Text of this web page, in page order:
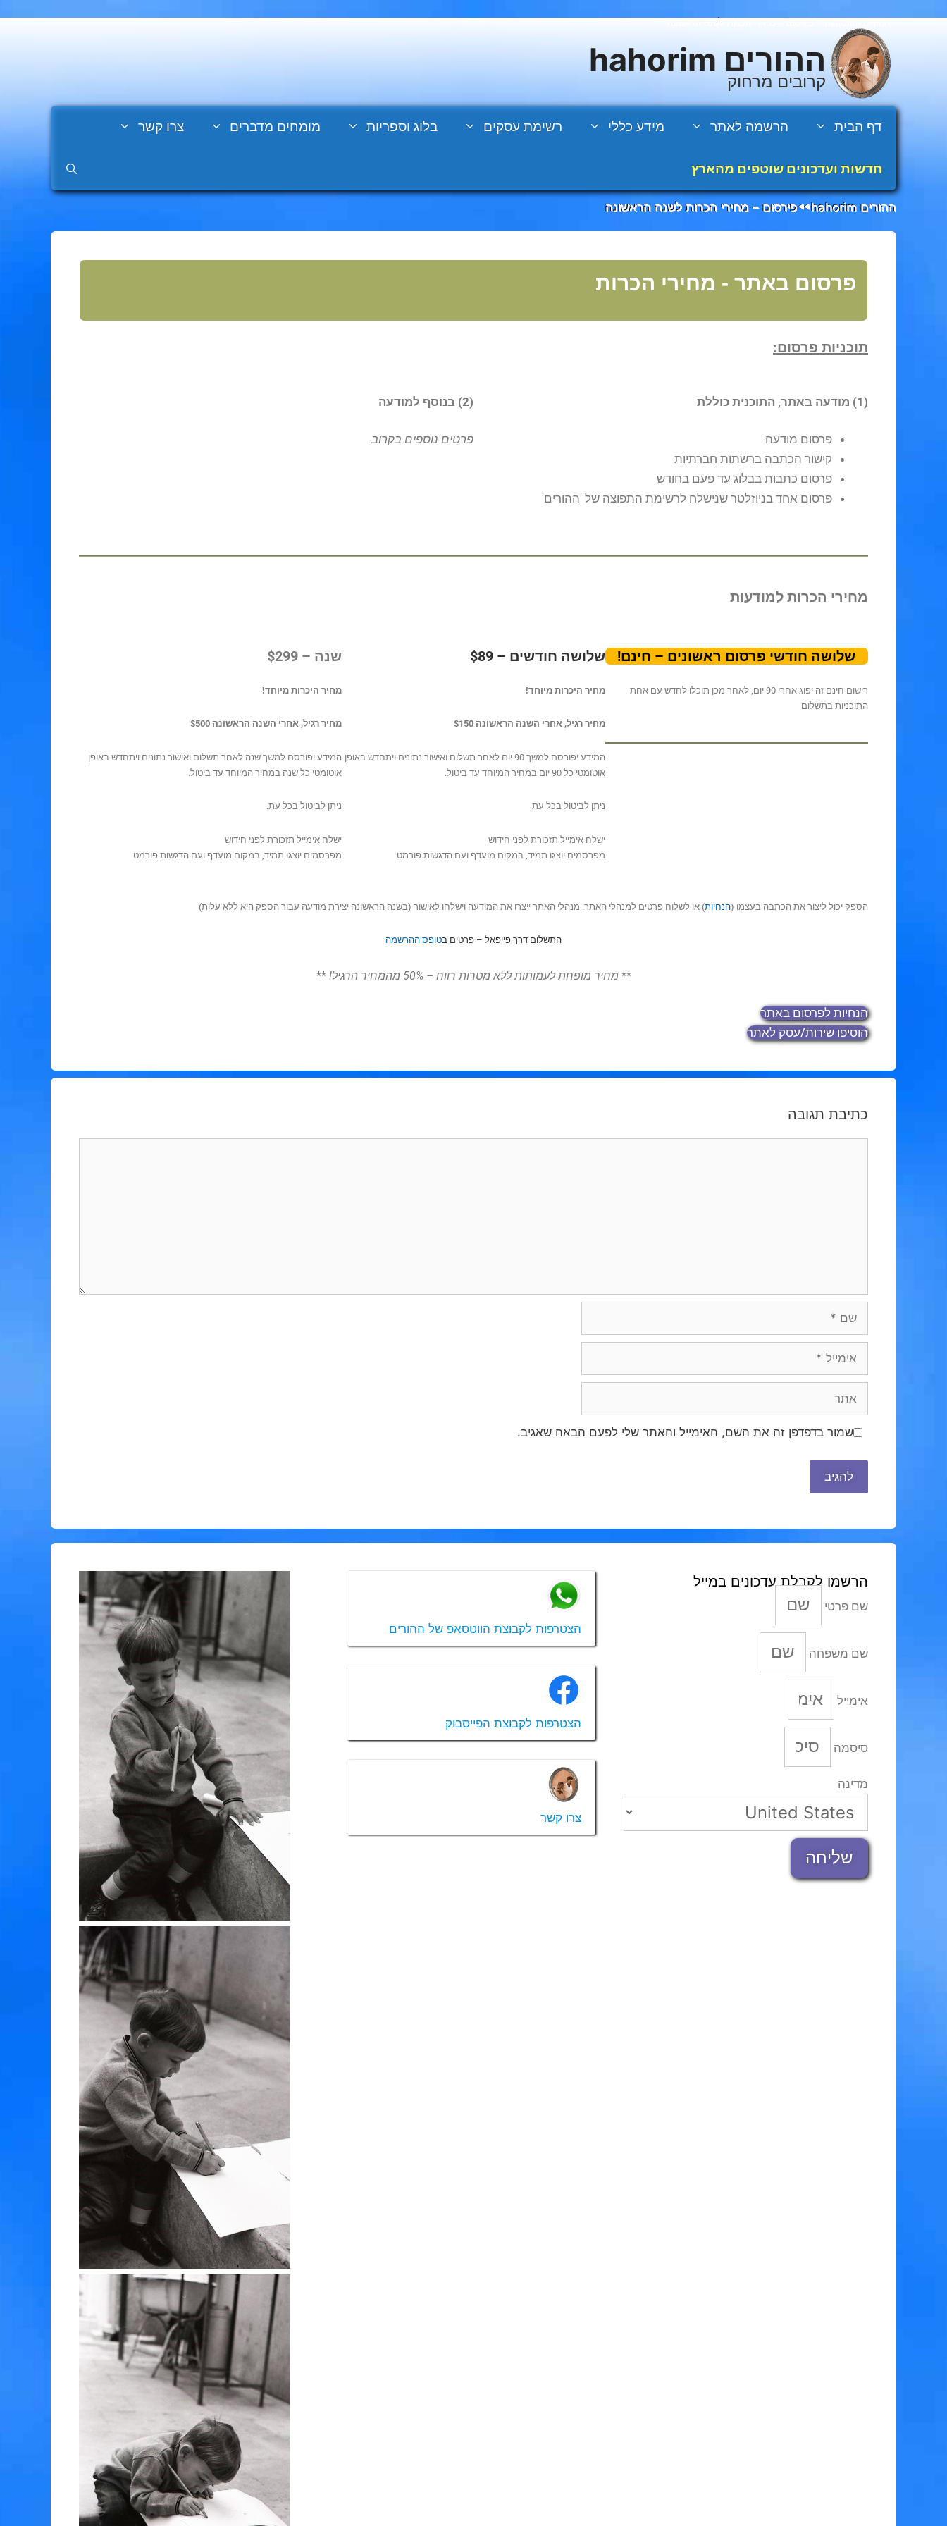
ההורים hahorim
קרובים מרחוק
דף הבית הרשמה לאתר מידע כללי רשימת עסקים בלוג וספריות מומחים מדברים צרו קשר
חדשות ועדכונים שוטפים מהארץ
ההורים hahorim ◄◄פירסום – מחירי הכרות לשנה הראשונה
פרסום באתר - מחירי הכרות
תוכניות פרסום:
(1) מודעה באתר, התוכנית כוללת
פרסום מודעה
קישור הכתבה ברשתות חברתיות
פרסום כתבות בבלוג עד פעם בחודש
פרסום אחד בניוזלטר שנישלח לרשימת התפוצה של 'ההורים'
(2) בנוסף למודעה
פרטים נוספים בקרוב
מחירי הכרות למודעות
שלושה חודשי פרסום ראשונים – חינם!
רישום חינם זה יפוג אחרי 90 יום, לאחר מכן תוכלו לחדש עם אחת
התוכניות בתשלום
שלושה חודשים – $89
מחיר היכרות מיוחד!
מחיר רגיל, אחרי השנה הראשונה $150
המידע יפורסם למשך 90 יום לאחר תשלום ואישור נתונים ויתחדש באופן
אוטומטי כל 90 יום במחיר המיוחד עד ביטול.
ניתן לביטול בכל עת.
ישלח אימייל תזכורת לפני חידוש
מפרסמים יוצגו תמיד, במקום מועדף ועם הדגשות פורמט
שנה – $299
מחיר היכרות מיוחד!
מחיר רגיל, אחרי השנה הראשונה $500
המידע יפורסם למשך שנה לאחר תשלום ואישור נתונים ויתחדש באופן
אוטומטי כל שנה במחיר המיוחד עד ביטול.
ניתן לביטול בכל עת.
ישלח אימייל תזכורת לפני חידוש
מפרסמים יוצגו תמיד, במקום מועדף ועם הדגשות פורמט
הספק יכול ליצור את הכתבה בעצמו (הנחיות) או לשלוח פרטים למנהלי האתר. מנהלי האתר ייצרו את המודעה וישלחו לאישור (בשנה הראשונה יצירת מודעה עבור הספק היא ללא עלות)
התשלום דרך פייפאל – פרטים בטופס ההרשמה
** מחיר מופחת לעמותות ללא מטרות רווח – 50% מהמחיר הרגיל! **
הנחיות לפרסום באתר
הוסיפו שירות/עסק לאתר
כתיבת תגובה
שמור בדפדפן זה את השם, האימייל והאתר שלי לפעם הבאה שאגיב.
הרשמו לקבלת עדכונים במייל
שם פרטי
שם משפחה
אימייל
סיסמה
מדינה
שליחה
הצטרפות לקבוצת הווטסאפ של ההורים
הצטרפות לקבוצת הפייסבוק
צרו קשר